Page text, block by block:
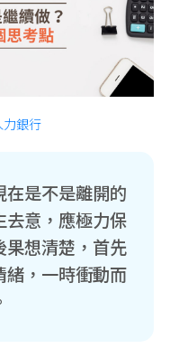
力銀行
是不是離開的
意，應極力保
想清楚，首先
緒，一時衝動而